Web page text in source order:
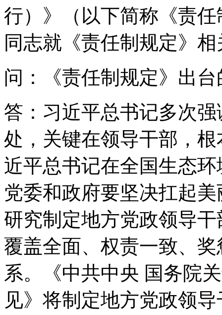
行）》（以下简称《责
同志就《责任制规定》
问：《责任制规定》出
答：习近平总书记多次
处，关键在领导干部，
近平总书记在全国生态
党委和政府要坚决扛起
研究制定地方党政领导
覆盖全面、权责一致、
系。《中共中央 国务院
见》将制定地方党政领